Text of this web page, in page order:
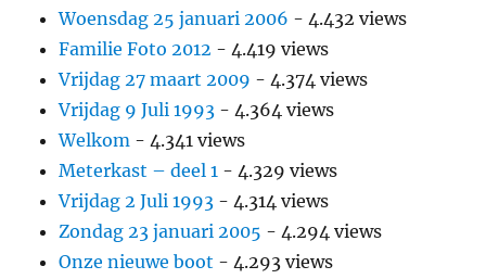
Woensdag 25 januari 2006 - 4.432 views
Familie Foto 2012 - 4.419 views
Vrijdag 27 maart 2009 - 4.374 views
Vrijdag 9 Juli 1993 - 4.364 views
Welkom - 4.341 views
Meterkast – deel 1 - 4.329 views
Vrijdag 2 Juli 1993 - 4.314 views
Zondag 23 januari 2005 - 4.294 views
Onze nieuwe boot - 4.293 views